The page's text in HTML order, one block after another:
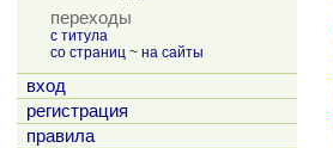
переходы
с титула
со страниц ~ на сайты
вход
регистрация
правила